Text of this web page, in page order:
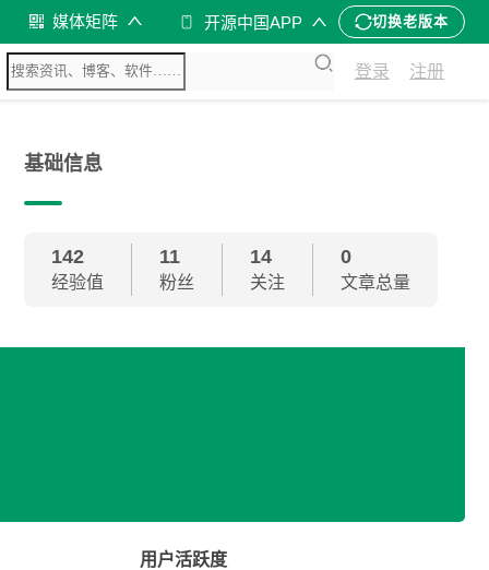
媒体矩阵 开源中国APP 切换老版本
登录 注册
基础信息
142
经验值
11
粉丝
14
关注
0
文章总量
用户活跃度